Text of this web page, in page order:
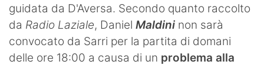
guidata da D'Aversa. Secondo quanto raccolto
da Radio Laziale, Daniel Maldini non sarà
convocato da Sarri per la partita di domani
delle ore 18:00 a causa di un problema alla